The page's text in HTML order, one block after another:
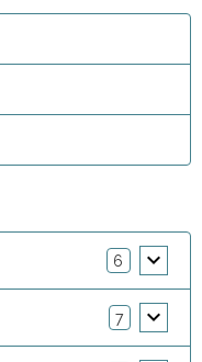
6
7